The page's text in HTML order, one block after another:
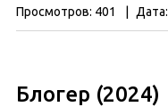
Просмотров: 401 Дата:
Блогер (2024)